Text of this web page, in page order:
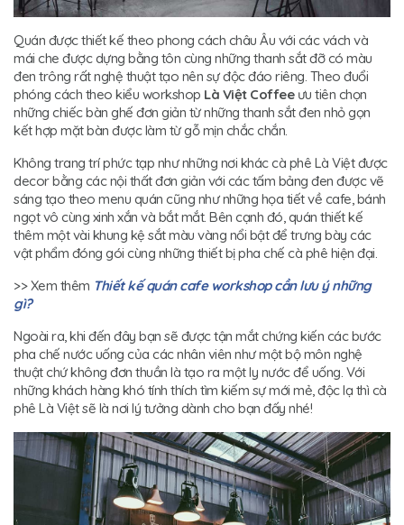
Quán được thiết kế theo phong cách châu Âu với các vách và
mái che được dựng bằng tôn cùng những thanh sắt đỡ có màu
đen trông rất nghệ thuật tạo nên sự độc đáo riêng. Theo đuổi
phóng cách theo kiểu workshop Là Việt Coffee ưu tiên chọn
những chiếc bàn ghế đơn giản từ những thanh sắt đen nhỏ gọn
kết hợp mặt bàn được làm từ gỗ mịn chắc chắn.
Không trang trí phức tạp như những nơi khác cà phê Là Việt được
decor bằng các nội thất đơn giản với các tấm bảng đen được vẽ
sáng tạo theo menu quán cũng như những họa tiết về cafe, bánh
ngọt vô cùng xinh xắn và bắt mắt. Bên cạnh đó, quán thiết kế
thêm một vài khung kệ sắt màu vàng nổi bật để trưng bày các
vật phẩm đóng gói cùng những thiết bị pha chế cà phê hiện đại.
>> Xem thêm Thiết kế quán cafe workshop cần lưu ý những
gì?
Ngoài ra, khi đến đây bạn sẽ được tận mắt chứng kiến các bước
pha chế nước uống của các nhân viên như một bộ môn nghệ
thuật chứ không đơn thuần là tạo ra một ly nước để uống. Với
những khách hàng khó tính thích tìm kiếm sự mới mẻ, độc lạ thì cà
phê Là Việt sẽ là nơi lý tưởng dành cho bạn đấy nhé!